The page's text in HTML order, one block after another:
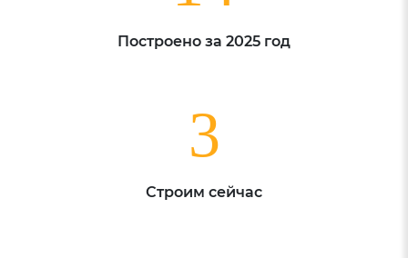
Построено за 2025 год
3
Строим сейчас